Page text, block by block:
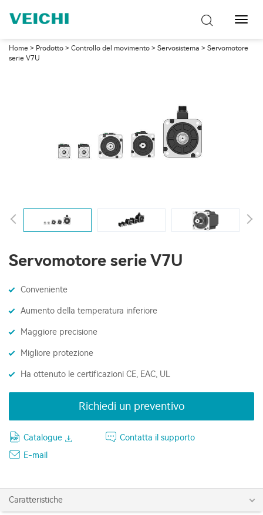
Home > Prodotto > Controllo del movimento > Servosistema > Servomotore
serie V7U
Servomotore serie V7U
Conveniente
Aumento della temperatura inferiore
Maggiore precisione
Migliore protezione
Ha ottenuto le certificazioni CE, EAC, UL
Richiedi un preventivo
Catalogue
Contatta il supporto
E-mail
Caratteristiche